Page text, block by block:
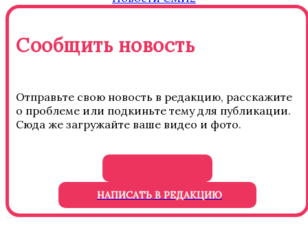
Сообщить новость
Отправьте свою новость в редакцию, расскажите
о проблеме или подкиньте тему для публикации.
Сюда же загружайте ваше видео и фото.
НАПИСАТЬ В РЕДАКЦИЮ